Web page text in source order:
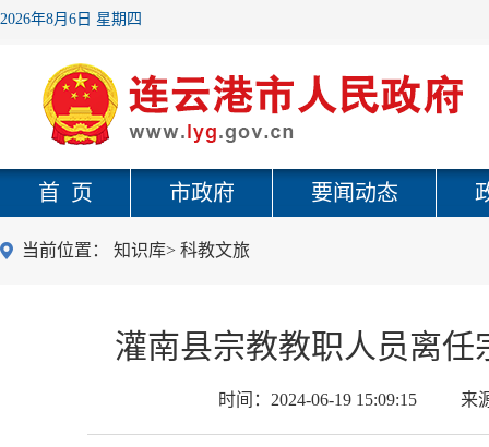
2026年8月6日 星期四
首 页 市政府 要闻动态
当前位置： 知识库> 科教文旅
灌南县宗教教职人员离
时间： 2024-06-19 15:09:15 来